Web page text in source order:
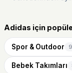
Adidas için
Spor & Outdoor 9
Bebek Takımları